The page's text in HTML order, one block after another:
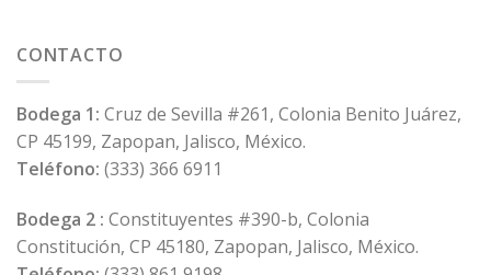
CONTACTO
Bodega 1: Cruz de Sevilla #261, Colonia Benito Juárez,
CP 45199, Zapopan, Jalisco, México.
Teléfono: (333) 366 6911
Bodega 2 : Constituyentes #390-b, Colonia
Constitución, CP 45180, Zapopan, Jalisco, México.